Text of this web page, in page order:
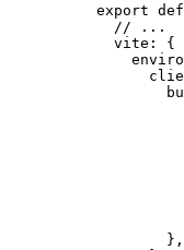
export
// ...
vite: {
},